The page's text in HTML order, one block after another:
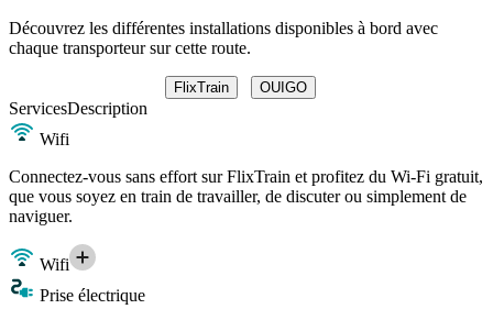
Découvrez les différentes installations disponibles à bord avec
chaque transporteur sur cette route.
FlixTrain OUIGO
ServicesDescription
Wifi
Connectez-vous sans effort sur FlixTrain et profitez du Wi-Fi gratuit,
que vous soyez en train de travailler, de discuter ou simplement de
naviguer.
Wifi
Prise électrique